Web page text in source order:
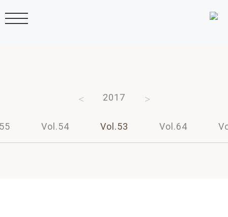
2017
Vol.54 Vol.53 Vol.64